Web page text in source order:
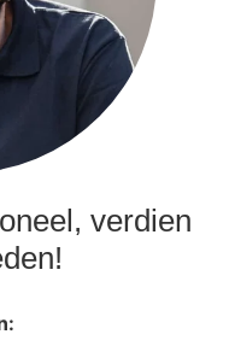
verdien